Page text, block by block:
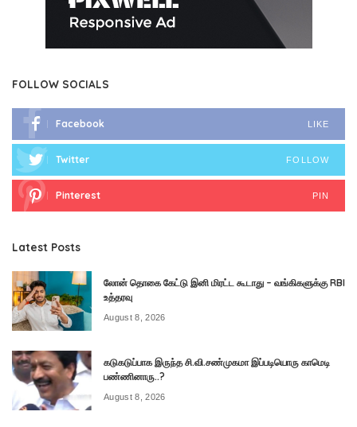
FOLLOW SOCIALS
Facebook LIKE
Twitter FOLLOW
Pinterest PIN
Latest Posts
லோன் தொகை கேட்டு இனி மிரட்ட கூடாது – வங்கிகளுக்கு RBI
உத்தரவு
August 8, 2026
கடுகடுப்பாக இருந்த சி.வி.சண்முகமா இப்படியொரு காமெடி
பண்ணினாரு..?
August 8, 2026